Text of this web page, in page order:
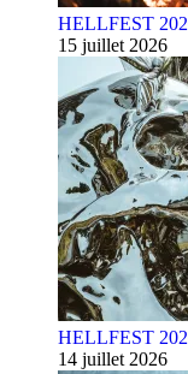
HELLFEST
15 juillet 2026
HELLFEST
14 juillet 2026